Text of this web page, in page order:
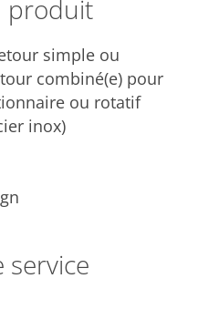
service
produit
simple ou
combiné(e) pour
ou rotatif
inox)